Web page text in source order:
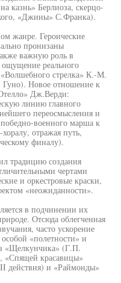
казнь» Берлиоза, скерцо-
«Джины» С.Франка).
жанре. Героические
пронизаны
важную роль в
реального
стрелка» К.-М.
Гуно). Новое отношение к
Дж.Верди:
линию главного
переосмысления и
военного марша к
отражая путь,
финалу).
традицию создания
чертами
и оркестровые краски,
«неожиданности».
в подчинении их
Отсюда облегченная
часто ускорение
«полетности» и
«Щелкунчика» (Г.П.
«Спящей красавицы»
действия) и «Раймонды»